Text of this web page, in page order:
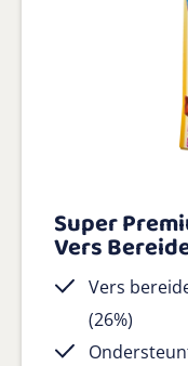
Super
Vers
Vers
(26%)